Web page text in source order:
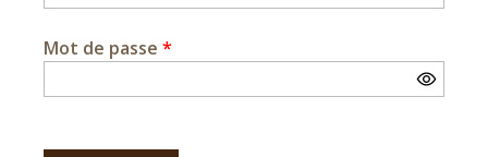
Mot de passe *